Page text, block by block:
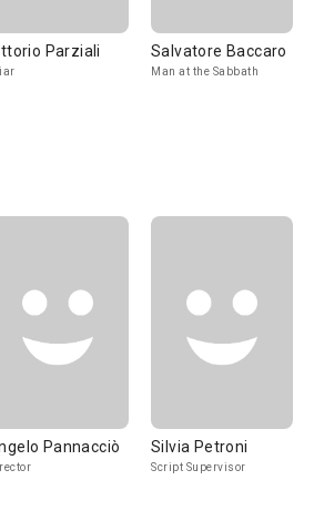
Parziali Salvatore Baccaro
Man at the Sabbath
Pannacciò Silvia Petroni
Script Supervisor